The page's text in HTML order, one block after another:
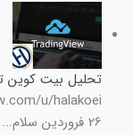
تحلیل بیت کوین تکنیکال
26 فروردین سلام...